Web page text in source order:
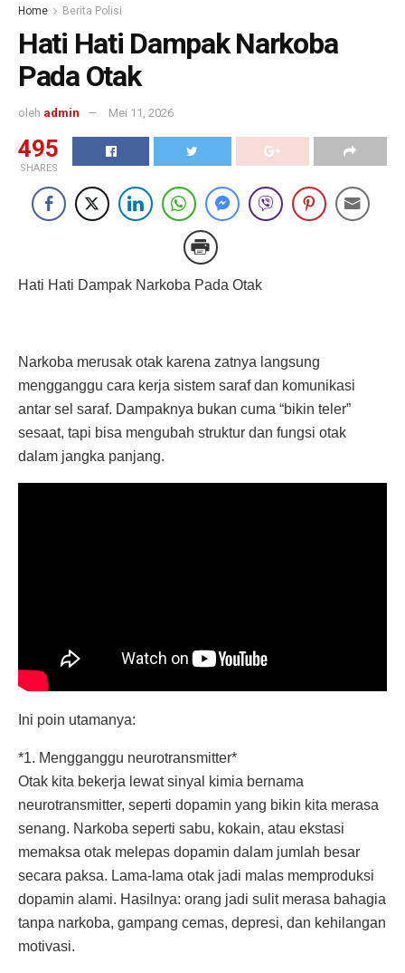
Home Berita Polisi
Hati Hati Dampak Narkoba
Pada Otak
oleh admin Mei 11, 2026
495
SHARES
Hati Hati Dampak Narkoba Pada Otak
Narkoba merusak otak karena zatnya langsung
mengganggu cara kerja sistem saraf dan komunikasi
antar sel saraf. Dampaknya bukan cuma “bikin teler”
sesaat, tapi bisa mengubah struktur dan fungsi otak
dalam jangka panjang.
Ini poin utamanya:
*1. Mengganggu neurotransmitter*
Otak kita bekerja lewat sinyal kimia bernama
neurotransmitter, seperti dopamin yang bikin kita merasa
senang. Narkoba seperti sabu, kokain, atau ekstasi
memaksa otak melepas dopamin dalam jumlah besar
secara paksa. Lama-lama otak jadi malas memproduksi
dopamin alami. Hasilnya: orang jadi sulit merasa bahagia
tanpa narkoba, gampang cemas, depresi, dan kehilangan
motivasi.